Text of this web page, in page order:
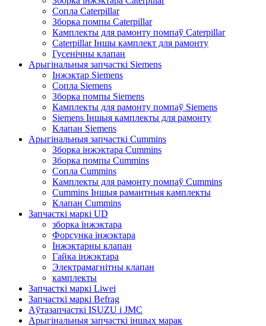
Сопла Caterpillar
Зборка помпы Caterpillar
Камплекты для рамонту помпаў Caterpillar
Caterpillar Іншы камплект для рамонту
Гусенічны клапан
Арыгінальныя запчасткі Siemens
Інжэктар Siemens
Сопла Siemens
Зборка помпы Siemens
Камплекты для рамонту помпаў Siemens
Siemens Іншыя камплекты для рамонту
Клапан Siemens
Арыгінальныя запчасткі Cummins
Зборка інжэктара Cummins
Зборка помпы Cummins
Сопла Cummins
Камплекты для рамонту помпаў Cummins
Cummins Іншыя рамантныя камплекты
Клапан Cummins
Запчасткі маркі UD
зборка інжэктара
Форсунка інжэктара
Інжэктарны клапан
Гайка інжэктара
Электрамагнітны клапан
камплекты
Запчасткі маркі Liwei
Запчасткі маркі Befrag
Аўтазапчасткі ISUZU і JMC
Арыгінальныя запчасткі іншых марак